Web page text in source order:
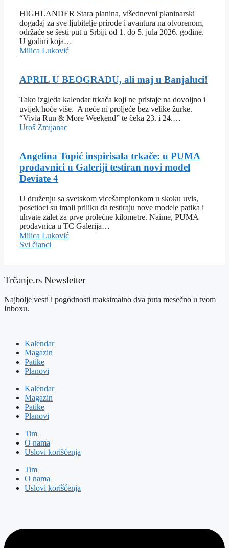
HIGHLANDER Stara planina, višednevni planinarski
događaj za sve ljubitelje prirode i avantura na otvorenom,
održaće se šesti put u Srbiji od 1. do 5. jula 2026. godine.
U godini koja…
Milica Luković
APRIL U BEOGRADU, ali maj u Banjaluci!
Tako izgleda kalendar trkača koji ne pristaje na dovoljno i
uvijek hoće više. A neće ni proljeće bez velike žurke.
“Vivia Run & More Weekend” te čeka 23. i 24.…
Uroš Zmijanac
Angelina Topić inspirisala trkače: u PUMA
prodavnici u Galeriji testiran novi model
Deviate 4
U druženju sa svetskom vicešampionkom u skoku uvis,
posetioci su imali priliku da testiraju nove modele patika i
uhvate zalet za prve prolećne kilometre. Naime, PUMA
prodavnica u TC Galerija…
Milica Luković
Svi članci
Trčanje.rs Newsletter
Najbolje vesti i pogodnosti maksimalno dva puta mesečno u tvom
Inboxu.
Kalendar
Magazin
Patike
Planovi
Kalendar
Magazin
Patike
Planovi
Tim
O nama
Uslovi korišćenja
Tim
O nama
Uslovi korišćenja